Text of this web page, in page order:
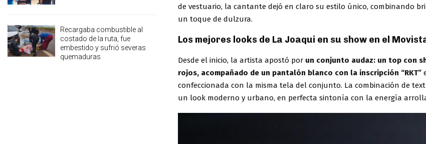
de vestuario, la cantante dejó en claro su estilo único, combinando
un toque de dulzura.
Los mejores looks de La Joaqui en su show en el
Desde el inicio, la artista apostó por un conjunto audaz: un top con
rojos, acompañado de un pantalón blanco con la inscripción “RKT”
confeccionada con la misma tela del conjunto. La combinación de
un look moderno y urbano, en perfecta sintonía con la energía
Recargaba combustible al
costado de la ruta, fue
embestido y sufrió severas
quemaduras